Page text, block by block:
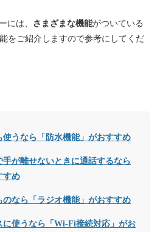
には、 さまざまな機能がついている
をご紹介しますので参考にしてくだ
使うなら「防水機能」がおすすめ
手が離せないときに通話するなら
すめ
なら「ラジオ機能」がおすすめ
に使うなら「Wi-Fi接続対応」がお